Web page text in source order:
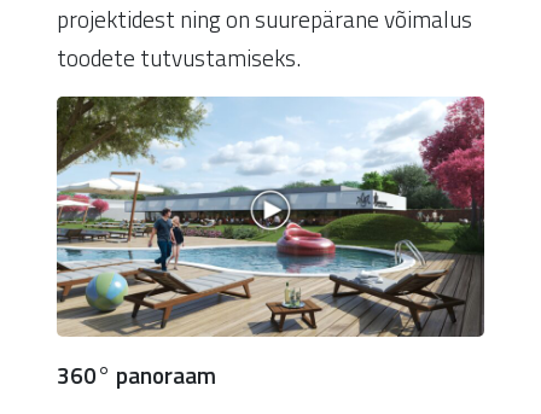
projektidest ning on suurepärane võimalus
toodete tutvustamiseks.
360° panoraam